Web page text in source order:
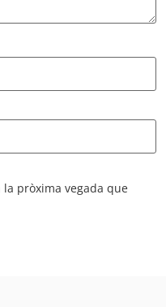
pròxima vegada que